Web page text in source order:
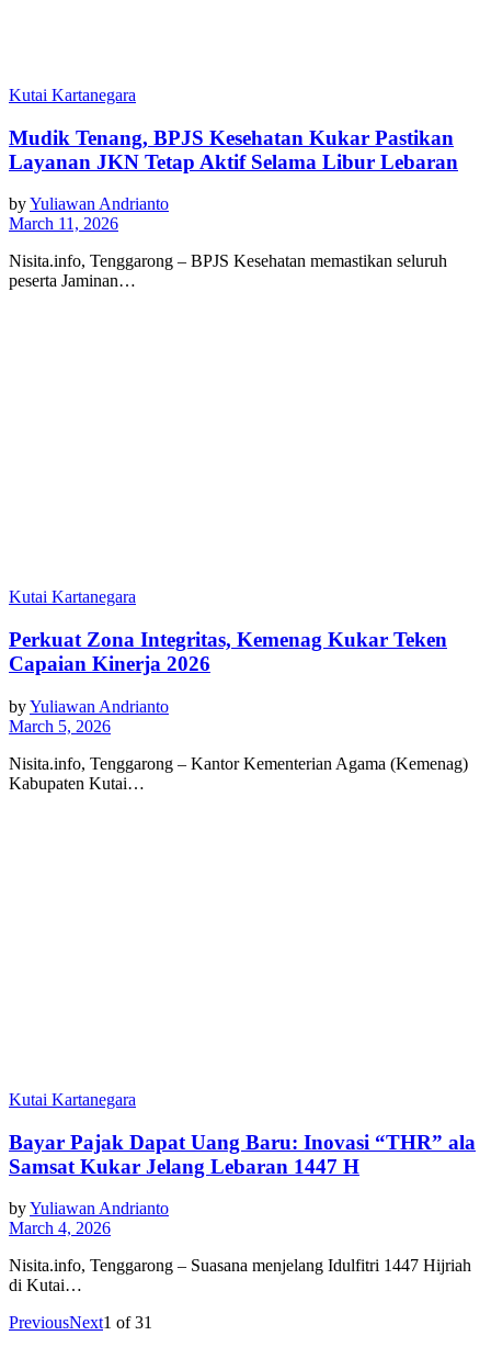
Kutai Kartanegara
Mudik Tenang, BPJS Kesehatan Kukar Pastikan
Layanan JKN Tetap Aktif Selama Libur Lebaran
byYuliawan Andrianto
March 11, 2026
Nisita.info, Tenggarong – BPJS Kesehatan memastikan seluruh
peserta Jaminan…
Kutai Kartanegara
Perkuat Zona Integritas, Kemenag Kukar Teken
Capaian Kinerja 2026
byYuliawan Andrianto
March 5, 2026
Nisita.info, Tenggarong – Kantor Kementerian Agama (Kemenag)
Kabupaten Kutai…
Kutai Kartanegara
Bayar Pajak Dapat Uang Baru: Inovasi “THR” ala
Samsat Kukar Jelang Lebaran 1447 H
byYuliawan Andrianto
March 4, 2026
Nisita.info, Tenggarong – Suasana menjelang Idulfitri 1447 Hijriah
di Kutai…
PreviousNext1 of31